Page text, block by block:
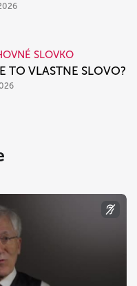
SLOVKO
TO VLASTNE SLOVO?